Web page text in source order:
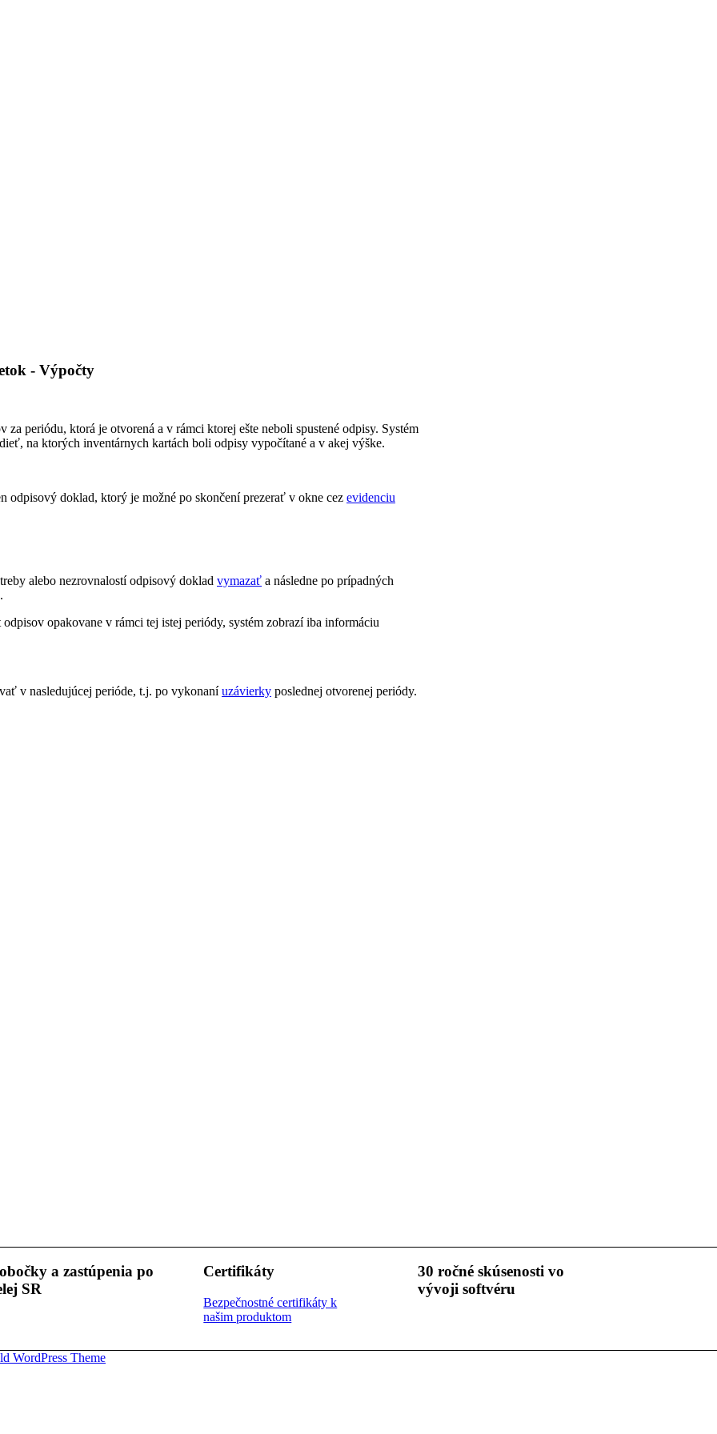
- Výpočty
periódu, ktorá je otvorená a v rámci ktorej ešte neboli spustené odpisy. Systém
na ktorých inventárnych kartách boli odpisy vypočítané a v akej výške.
odpisový doklad, ktorý je možné po skončení prezerať v okne cez evidenciu
alebo nezrovnalostí odpisový doklad vymazať a následne po prípadných
opakovane v rámci tej istej periódy, systém zobrazí iba informáciu
v nasledujúcej perióde, t.j. po vykonaníuzávierky poslednej otvorenej periódy.
a zastúpenia po
SR
Certifikáty
Bezpečnostné certifikáty k
našim produktom
30 ročné skúsenosti vo
vývoji softvéru
WordPress Theme